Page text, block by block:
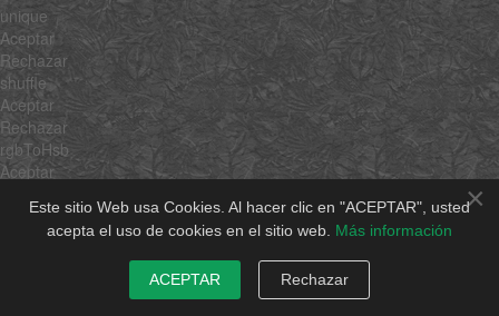
×
Este sitio Web usa Cookies. Al hacer clic en "ACEPTAR", usted
acepta el uso de cookies en el sitio web. Más información
ACEPTAR Rechazar
unique
Aceptar
Rechazar
shuffle
Aceptar
Rechazar
rgbToHsb
Aceptar
hsbToRgb
Aceptar